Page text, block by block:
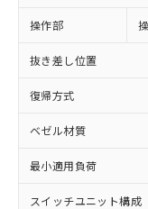
操作部
抜き差し位置
復帰方式
ベゼル材質
最小適用負荷
スイッチユニット構成